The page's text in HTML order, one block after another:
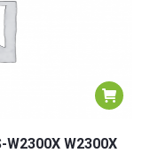
W2300X